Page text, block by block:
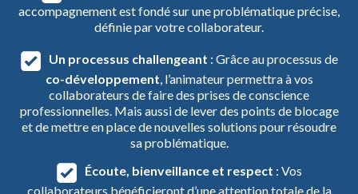
accompagnement est fondé sur une problématique précise,
définie par votre collaborateur.
Un processus challengeant : Grâce au processus de
co-développement , l’animateur permettra à vos
collaborateurs de faire des prises de conscience
professionnelles. Mais aussi de lever des points de blocage
et de mettre en place de nouvelles solutions pour résoudre
sa problématique.
Écoute, bienveillance et respect : Vos
collaborateurs bénéficieront d’une attention totale de la